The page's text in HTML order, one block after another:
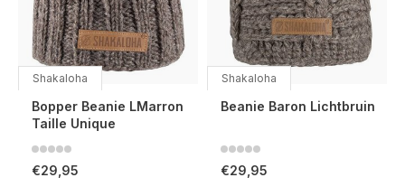
Shakaloha
Bopper Beanie LMarron
Taille Unique
€29,95
Shakaloha
Beanie Baron Lichtbruin
€29,95